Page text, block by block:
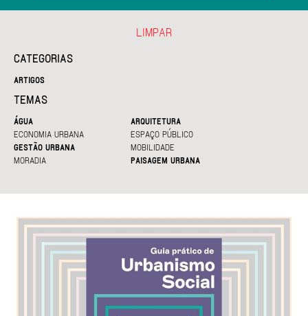
CATEGORIAS
ARTIGOS
TEMAS
ÁGUA
ARQUITETURA
ECONOMIA URBANA
ESPAÇO PÚBLICO
GESTÃO URBANA
MOBILIDADE
MORADIA
PAISAGEM URBANA
LIMPAR